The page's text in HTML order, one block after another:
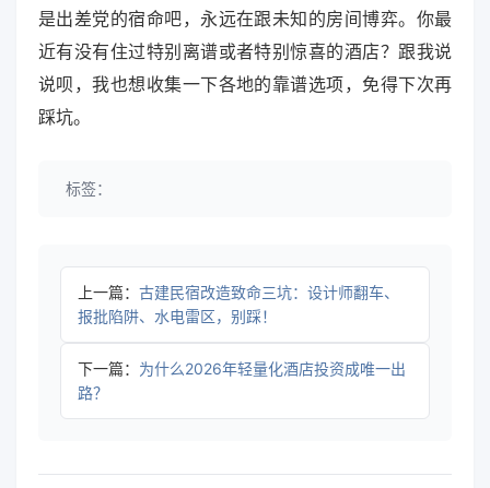
是出差党的宿命吧，永远在跟未知的房间博弈。你最
近有没有住过特别离谱或者特别惊喜的酒店？跟我说
说呗，我也想收集一下各地的靠谱选项，免得下次再
踩坑。
标签：
上一篇： 古建民宿改造致命三坑：设计师翻车、
报批陷阱、水电雷区，别踩！
下一篇： 为什么2026年轻量化酒店投资成唯一出
路？